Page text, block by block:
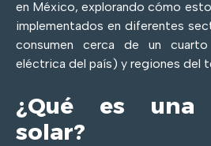
en México, explorando cómo
implementados en diferentes
consumen cerca de un
eléctrica del país) y regiones del
¿Qué es una
solar?